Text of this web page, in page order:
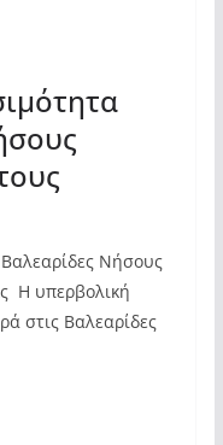
Νήσους
Η υπερβολική
στις Βαλεαρίδες